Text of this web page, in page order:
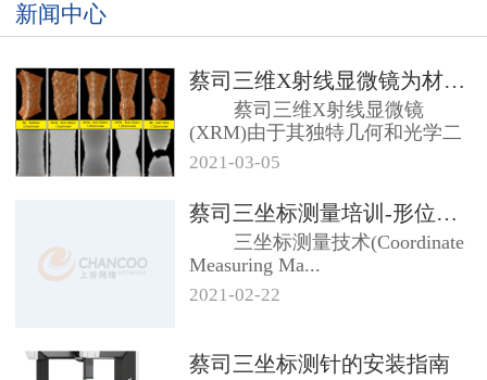
新闻中心
蔡司三维X射线显微镜为材料分析提...
蔡司三维X射线显微镜
(XRM)由于其独特几何和光学二
级放大架构，...
2021-03-05
蔡司三坐标测量培训-形位公差及测...
三坐标测量技术(Coordinate
Measuring Ma...
2021-02-22
蔡司三坐标测针的安装指南